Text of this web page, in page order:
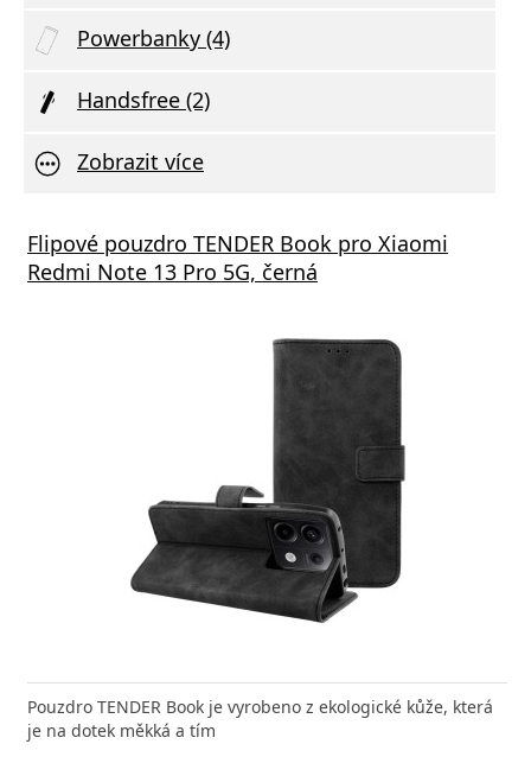
Powerbanky (4)
Handsfree (2)
Zobrazit více
Flipové pouzdro TENDER Book pro Xiaomi
Redmi Note 13 Pro 5G, černá
Pouzdro TENDER Book je vyrobeno z ekologické kůže, která
je na dotek měkká a tím